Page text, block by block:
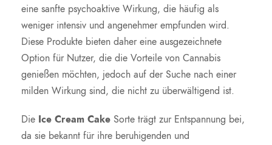
eine sanfte psychoaktive Wirkung, die häufig als
weniger intensiv und angenehmer empfunden wird.
Diese Produkte bieten daher eine ausgezeichnete
Option für Nutzer, die die Vorteile von Cannabis
genießen möchten, jedoch auf der Suche nach einer
milden Wirkung sind, die nicht zu überwältigend ist.
Die Ice Cream Cake Sorte trägt zur Entspannung bei,
da sie bekannt für ihre beruhigenden und